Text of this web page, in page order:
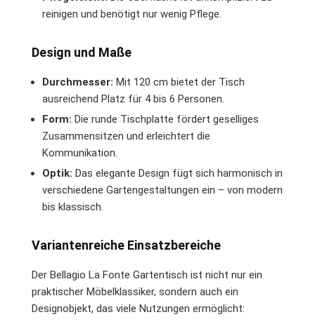
reinigen und benötigt nur wenig Pflege.
Design und Maße
Durchmesser: Mit 120 cm bietet der Tisch
ausreichend Platz für 4 bis 6 Personen.
Form: Die runde Tischplatte fördert geselliges
Zusammensitzen und erleichtert die
Kommunikation.
Optik: Das elegante Design fügt sich harmonisch in
verschiedene Gartengestaltungen ein – von modern
bis klassisch.
Variantenreiche Einsatzbereiche
Der Bellagio La Fonte Gartentisch ist nicht nur ein
praktischer Möbelklassiker, sondern auch ein
Designobjekt, das viele Nutzungen ermöglicht: